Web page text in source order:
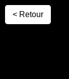
< Retour